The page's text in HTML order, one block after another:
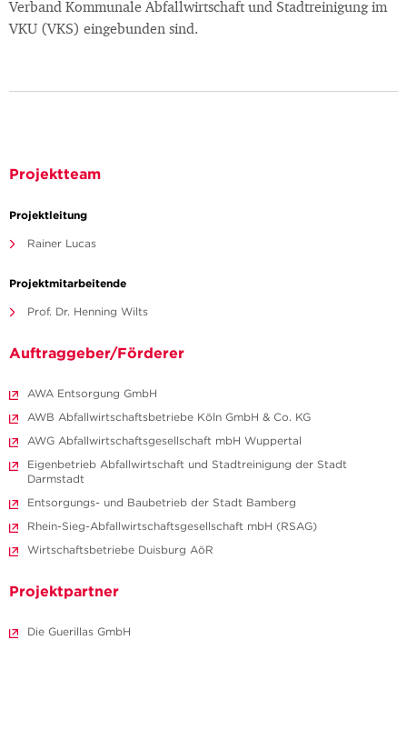
Verband Kommunale Abfallwirtschaft und Stadtreinigung im
VKU (VKS) eingebunden sind.
Projektteam
Projektleitung
Rainer Lucas
Projektmitarbeitende
Prof. Dr. Henning Wilts
Auftraggeber/Förderer
AWA Entsorgung GmbH
AWB Abfallwirtschaftsbetriebe Köln GmbH & Co. KG
AWG Abfallwirtschaftsgesellschaft mbH Wuppertal
Eigenbetrieb Abfallwirtschaft und Stadtreinigung der Stadt
Darmstadt
Entsorgungs- und Baubetrieb der Stadt Bamberg
Rhein-Sieg-Abfallwirtschaftsgesellschaft mbH (RSAG)
Wirtschaftsbetriebe Duisburg AöR
Projektpartner
Die Guerillas GmbH